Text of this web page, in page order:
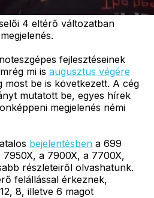
4 eltérő változatban
fejlesztéseinek
mi is augusztus végére
most be is következett. A cég
mutatott be, egyes hírek
megjelenés némi
bejelentésben a 699
a 7900X, a 7700X,
részleteiről olvashatunk.
felállással érkeznek,
8, illetve 6 magot